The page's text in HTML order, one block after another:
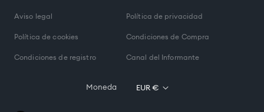
Aviso legal Política de privacidad
Política de cookies Condiciones de Compra
Condiciones de registro Canal del Informante
Moneda EUR €